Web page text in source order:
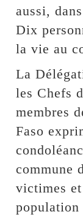
aussi,
Dix
la vie au
La
les Chefs
membres
Faso
commune
victimes
population